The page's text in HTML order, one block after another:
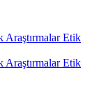
Etik
Etik